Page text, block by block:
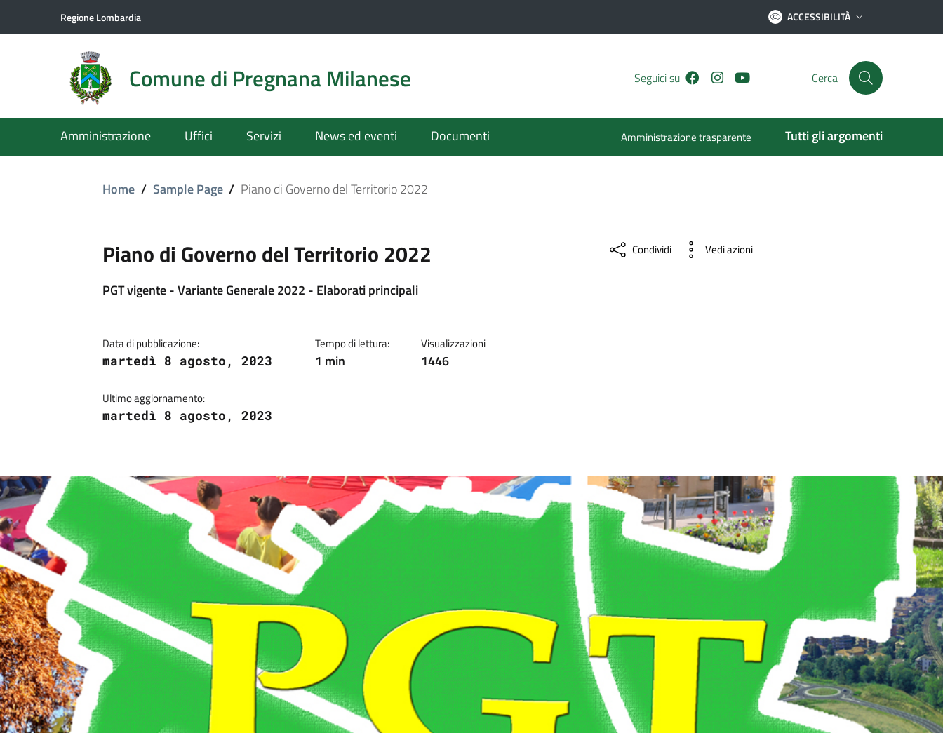
Regione Lombardia ACCESSIBILITÀ
Comune di Pregnana Milanese Seguici su Facebook
Instagram Cerca
Amministrazione Uffici Servizi News ed eventi Documenti Amministrazione trasparente Tutti gli argomenti
Home / Sample Page / Piano di Governo del Territorio 2022
Piano di Governo del Territorio 2022
PGT vigente - Variante Generale 2022 - Elaborati principali
Data di pubblicazione:
martedì 8 agosto, 2023
Tempo di lettura:
1 min
Visualizzazioni
1446
Ultimo aggiornamento:
martedì 8 agosto, 2023
Condividi Vedi azioni